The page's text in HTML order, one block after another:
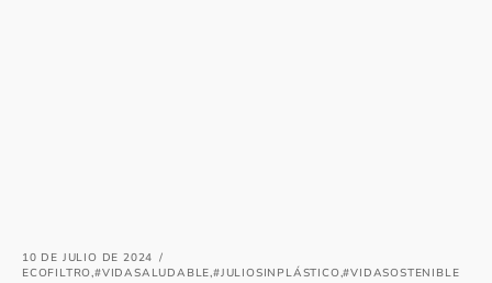
10 DE JULIO DE 2024
ECOFILTRO,#VIDASALUDABLE,#JULIOSINPLÁSTICO,#VIDASOSTENIBLE